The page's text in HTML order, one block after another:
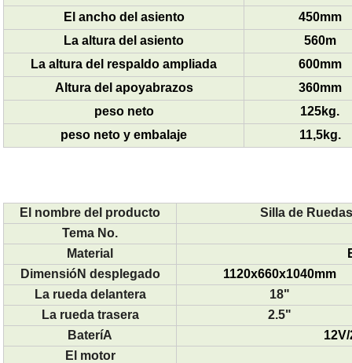
El ancho del asiento
450mm
La altura del asiento
560m
La altura del respaldo ampliada
600mm
Altura del apoyabrazos
360mm
peso neto
125kg.
peso neto y embalaje
11,5kg.
El nombre del producto
Silla de
Tema No.
Material
DimensióN desplegado
1120x660x1040mm
La rueda delantera
18"
La rueda trasera
2.5"
BateríA
El motor